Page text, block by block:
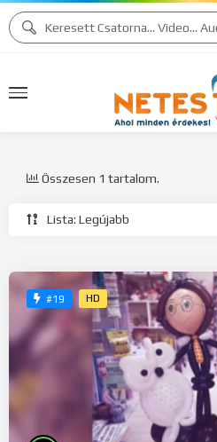
Lista: Legújabb
Összesen 1 tartalom.
#19 HD